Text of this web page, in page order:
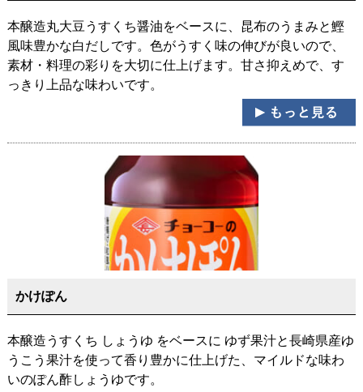
本醸造丸大豆うすくち醤油をベースに、昆布のうまみと鰹
風味豊かな白だしです。色がうすく味の伸びが良いので、
素材・料理の彩りを大切に仕上げます。甘さ抑えめで、す
っきり上品な味わいです。
かけぽん
本醸造うすくち しょうゆ をベースに ゆず果汁と長崎県産ゆ
うこう果汁を使って香り豊かに仕上げた、マイルドな味わ
いのぽん酢しょうゆです。